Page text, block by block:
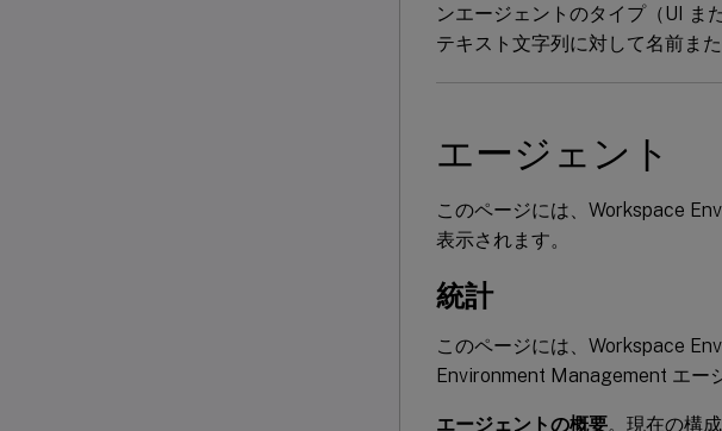
ンエージェントのタイプ（UI ま
テキスト文字列に対して名前ま
エージェント
このページには、Workspace
表示されます。
統計
このページには、Workspace
Environment Management エー
エージェントの概要。現在の構